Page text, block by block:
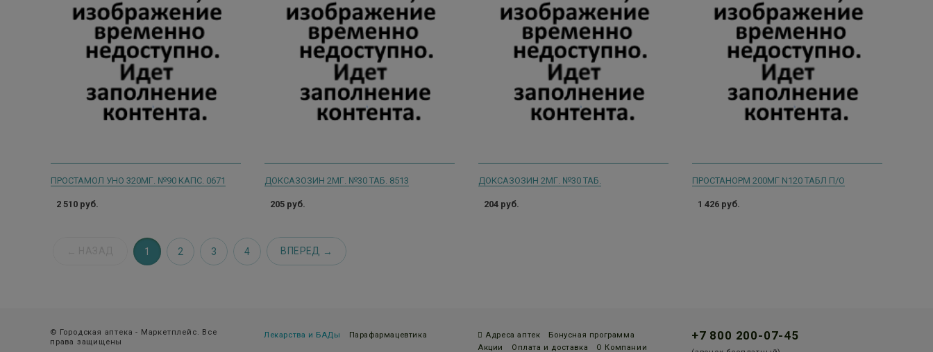
ПРОСТАМОЛ УНО 320МГ. №90 КАПС. 0671
2 510 руб.
ДОКСАЗОЗИН 2МГ. №30 ТАБ. 8513
205 руб.
ДОКСАЗОЗИН 2МГ. №30 ТАБ.
204 руб.
ПРОСТАНОРМ 200МГ N120 ТАБЛ П/О
1 426 руб.
1 2 3 4 ВПЕРЕД
© Городская аптека - Маркетплейс. Все
права защищены
Лекарства и БАДы Парафармацевтика Адреса аптек
Бонусная программа
Акции
Оплата и доставка О Компании
+7 800 200-07-45